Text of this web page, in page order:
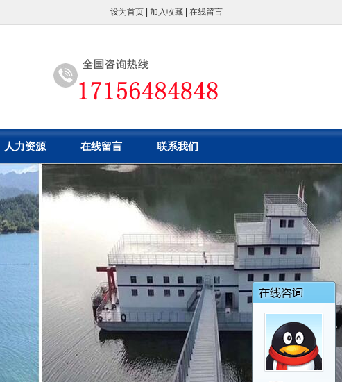
设为首页 加入收藏 在线留言
人力资源 在线留言 联系我们